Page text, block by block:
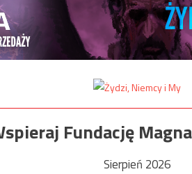
Fundację
Sierpień 2026